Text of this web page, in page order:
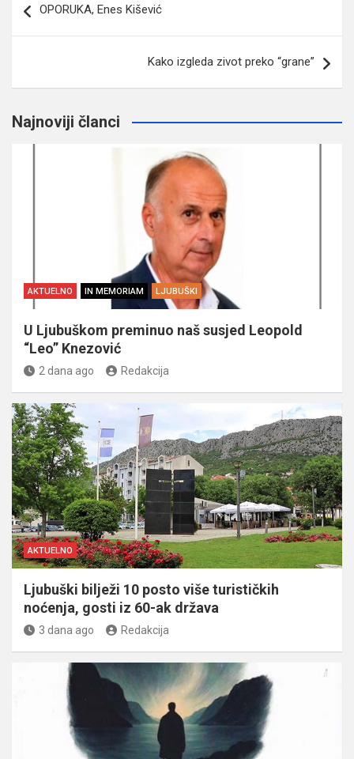
članaka
OPORUKA, Enes Kišević
Kako izgleda zivot preko “grane”
Najnoviji članci
AKTUELNO IN MEMORIAM LJUBUŠKI
U Ljubuškom preminuo naš susjed Leopold
“Leo” Knezović
2 dana ago Redakcija
AKTUELNO
Ljubuški bilježi 10 posto više turističkih
noćenja, gosti iz 60-ak država
3 dana ago Redakcija